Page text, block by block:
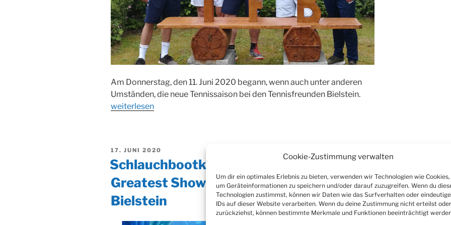
Cookie-Zustimmung verwalten
Um dir ein optimales Erlebnis zu bieten, verwenden wir Technologien wie Cookies,
um Geräteinformationen zu speichern und/oder darauf zuzugreifen. Wenn du
Technologien zustimmst, können wir Daten wie das Surfverhalten oder eindeutige
IDs auf dieser Website verarbeiten. Wenn du deine Zustimmung nicht erteilst oder
zurückziehst, können bestimmte Merkmale und Funktionen beeinträchtigt
Am Donnerstag, den 11. Juni 2020 begann, wenn auch unter anderen
Umständen, die neue Tennissaison bei den Tennisfreunden Bielstein.„Tennisfreunde
3.
30
geglückt“
weiterlesen
VERÖFFENTLICHT
AM
17. JUNI 2020
Schlauchbootkino zum Ferienstart: „The
Greatest Showman“ läuft im Freibad
Bielstein